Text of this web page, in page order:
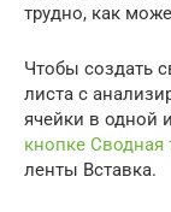
трудно, как
Чтобы создать
листа с
ячейки в одной
кнопке Сводная
ленты Вставка.